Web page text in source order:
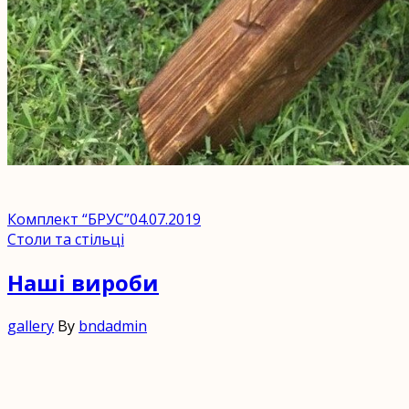
Комплект “БРУС”04.07.2019
Столи та стільці
Наші вироби
gallery By bndadmin